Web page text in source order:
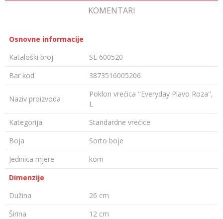
KOMENTARI
Osnovne informacije
Kataloški broj
SE 600520
Bar kod
3873516005206
Naziv proizvoda
Poklon vrećica ''Everyday Plavo Roza'',
L
Kategorija
Standardne vrećice
Boja
Sorto boje
Jedinica mjere
kom
Dimenzije
Dužina
26 cm
Širina
12 cm